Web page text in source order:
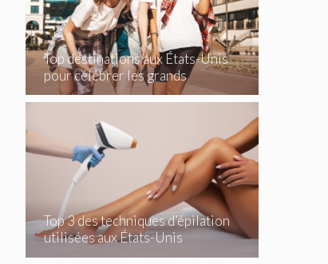
Top destinations aux États-Unis
pour célébrer les grands
événements
Top 3 des techniques d’épilation
utilisées aux États-Unis